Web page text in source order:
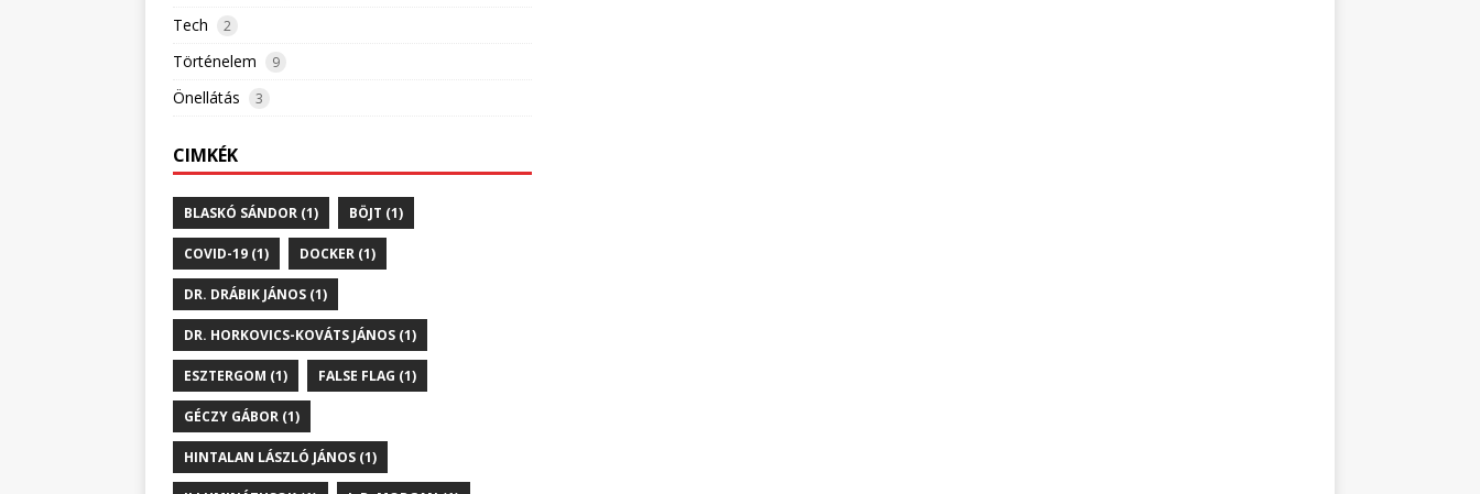
Tech 2
Történelem 9
Önellátás 3
CIMKÉK
BLASKÓ SÁNDOR (1) BÖJT (1)
COVID-19 (1) DOCKER (1)
DR. DRÁBIK JÁNOS (1)
DR. HORKOVICS-KOVÁTS JÁNOS (1)
ESZTERGOM (1) FALSE FLAG (1)
GÉCZY GÁBOR (1)
HINTALAN LÁSZLÓ JÁNOS (1)